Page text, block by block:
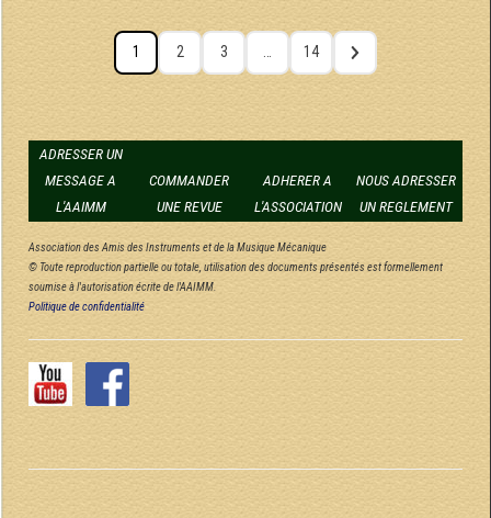
1 2 3 … 14
ADRESSER UN
MESSAGE A
L'AAIMM
COMMANDER
UNE REVUE
ADHERER A
L'ASSOCIATION
NOUS ADRESSER
UN REGLEMENT
Association des Amis des Instruments et de la Musique Mécanique
© Toute reproduction partielle ou totale, utilisation des documents présentés est formellement
soumise à l'autorisation écrite de l'AAIMM.
Politique de confidentialité